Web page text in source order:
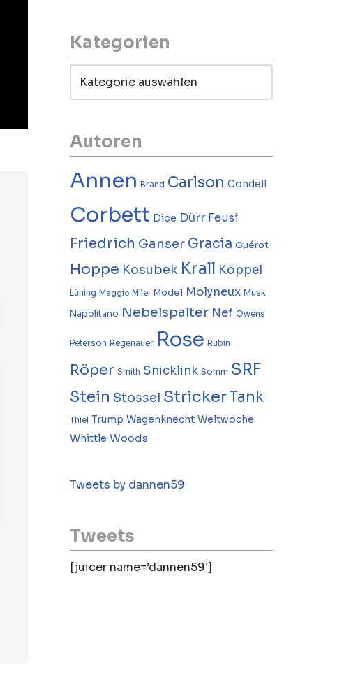
Kategorien
Autoren
Annen Brand Carlson Condell
Corbett Dice Dürr Feusi
Friedrich Ganser Gracia Guérot
Hoppe Kosubek Krall Köppel
Lüning Maggio Milei Model Molyneux Musk
Napolitano Nebelspalter Nef Owens
Peterson Regenauer Rose Rubin
Röper Smith Snicklink Somm SRF
Stein Stossel StrickerTank
Thiel Trump Wagenknecht Weltwoche
Whittle Woods
Tweets by dannen59
Tweets
[juicer name=’dannen59′]